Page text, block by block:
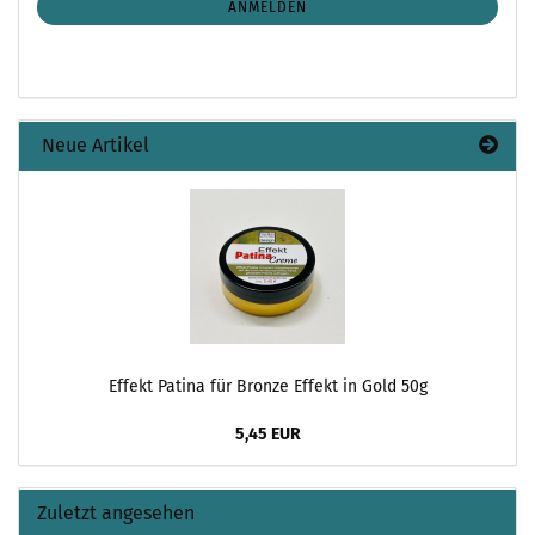
ANMELDUNG
ANMELDEN
Neue Artikel
Effekt Patina für Bronze Effekt in Gold 50g
5,45 EUR
Zuletzt angesehen